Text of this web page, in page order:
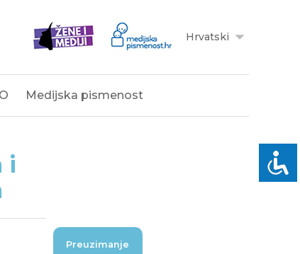
Hrvatski
Medijska pismenost
i
Preuzimanje